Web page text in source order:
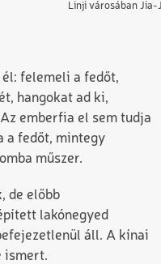
Linji városában Jia-
felemeli a fedőt,
hangokat ad ki,
emberfia el sem tudja
a fedőt, mintegy
műszer.
de előbb
lakónegyed
áll. A kínai
ismert.